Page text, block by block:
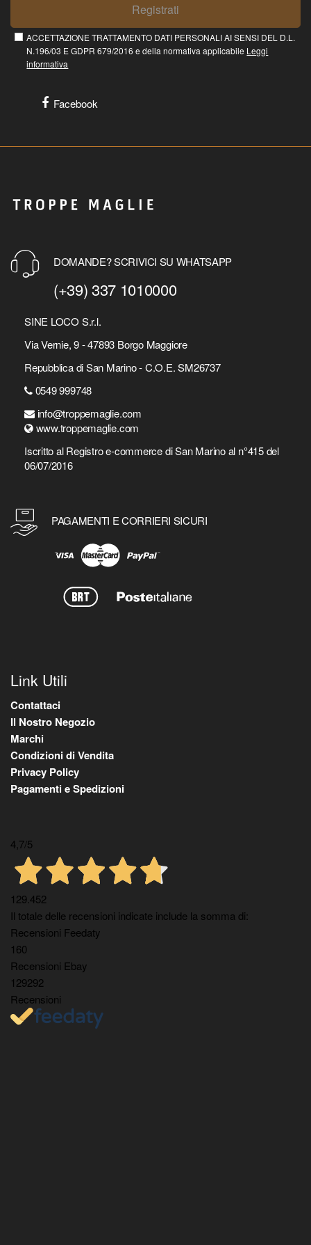
Registrati
ACCETTAZIONE TRATTAMENTO DATI PERSONALI AI SENSI DEL D.L.
N.196/03 E GDPR 679/2016 e della normativa applicabile Leggi
informativa
Facebook
DOMANDE? SCRIVICI SU WHATSAPP
(+39) 337 1010000
SINE LOCO S.r.l.
Via Vernie, 9 - 47893 Borgo Maggiore
Repubblica di San Marino - C.O.E. SM26737
0549 999748
info@troppemaglie.com
www.troppemaglie.com
Iscritto al Registro e-commerce di San Marino al n°415 del
06/07/2016
PAGAMENTI E CORRIERI SICURI
Link Utili
Contattaci
Il Nostro Negozio
Marchi
Condizioni di Vendita
Privacy Policy
Pagamenti e Spedizioni
4,7/5
129.452
Il totale delle recensioni indicate include la somma di:
Recensioni Feedaty
160
Recensioni Ebay
129292
Recensioni